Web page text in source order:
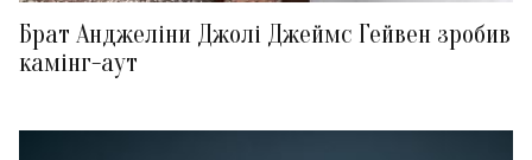
Брат Анджеліни Джолі Джеймс Гейвен зробив
камінг-аут